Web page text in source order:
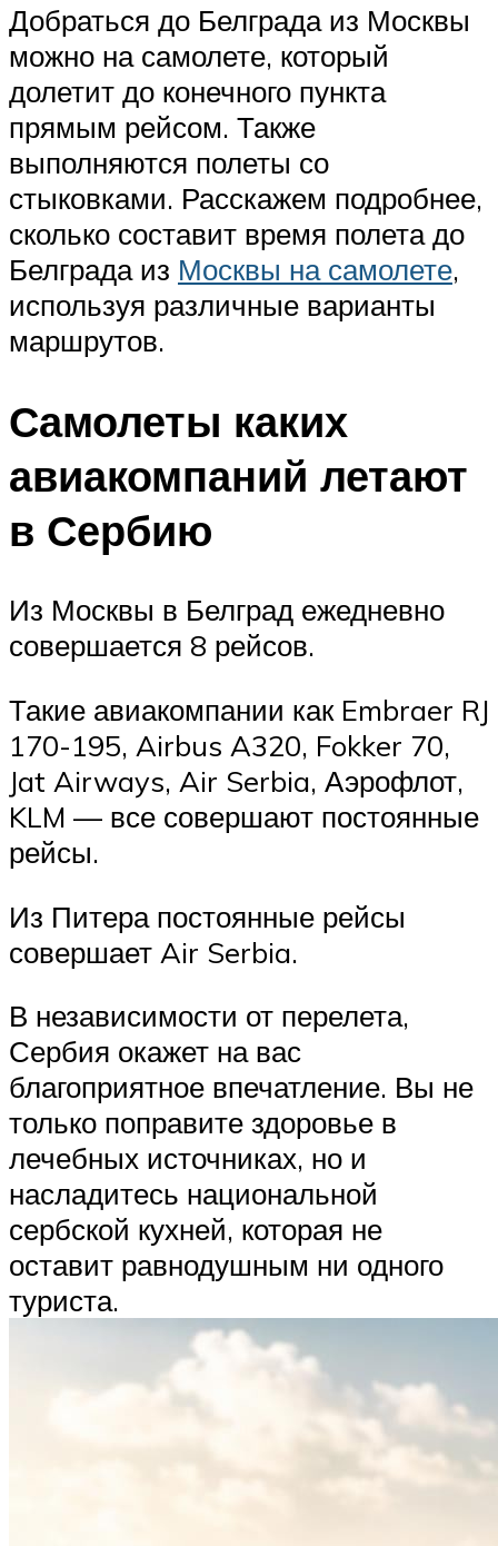
Добраться до Белграда из Москвы
можно на самолете, который
долетит до конечного пункта
прямым рейсом. Также
выполняются полеты со
стыковками. Расскажем подробнее,
сколько составит время полета до
Белграда из Москвы на самолете,
используя различные варианты
маршрутов.
Самолеты каких
авиакомпаний летают
в Сербию
Из Москвы в Белград ежедневно
совершается 8 рейсов.
Такие авиакомпании как Embraer RJ
170-195, Airbus A320, Fokker 70,
Jat Airways, Air Serbia, Аэрофлот,
KLM — все совершают постоянные
рейсы.
Из Питера постоянные рейсы
совершает Air Serbia.
В независимости от перелета,
Сербия окажет на вас
благоприятное впечатление. Вы не
только поправите здоровье в
лечебных источниках, но и
насладитесь национальной
сербской кухней, которая не
оставит равнодушным ни одного
туриста.